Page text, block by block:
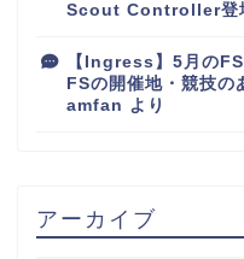
Scout Controller登
【Ingress】5月の
FSの開催地・競技の
amfan より
アーカイブ